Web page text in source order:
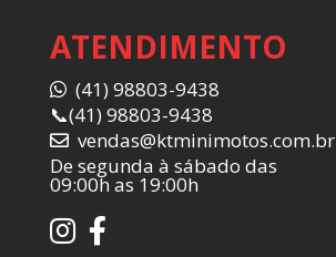
ATENDIMENTO
(41) 98803-9438
📞(41) 98803-9438
vendas@ktminimotos.com.br
De segunda à sábado das
09:00h as 19:00h